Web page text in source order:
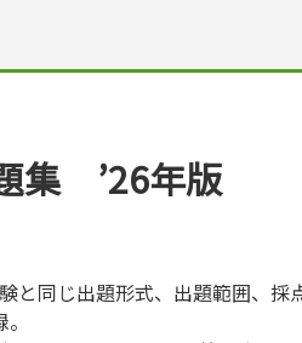
集 ’26年版
と同じ出題形式、出題範囲、採